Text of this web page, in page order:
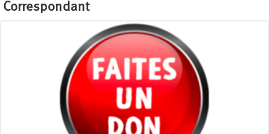
Correspondant